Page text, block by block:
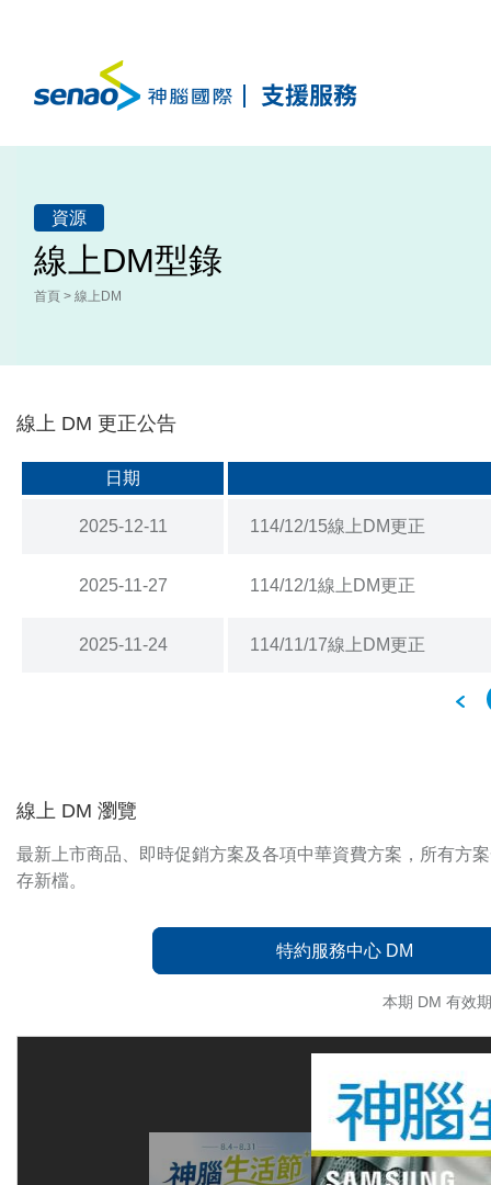
資源
線上DM型錄
首頁 > 線上DM
線上 DM 更正公告
日期
2025-12-11 114/12/15線上DM更正
2025-11-27 114/12/1線上DM更正
2025-11-24 114/11/17線上DM更正
線上 DM 瀏覽
最新上市商品、即時促銷方案及各項中華資費方案，所有方
存新檔。
特約服務中心 DM
本期 DM 有效